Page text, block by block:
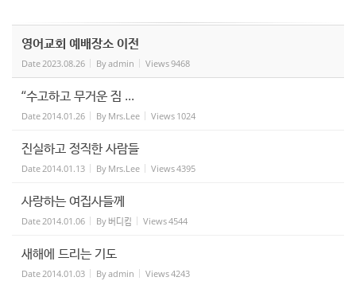
영어교회 예배장소 이전
Date2023.08.26 Byadmin Views9468
“수고하고 무거운 짐 ...
Date2014.01.26 By Mrs.Lee Views 1024
진실하고 정직한 사람들
Date2014.01.13 By Mrs.Lee Views4395
사랑하는 여집사들께
Date2014.01.06 By 버디킴 Views4544
새해에 드리는 기도
Date2014.01.03 Byadmin Views4243